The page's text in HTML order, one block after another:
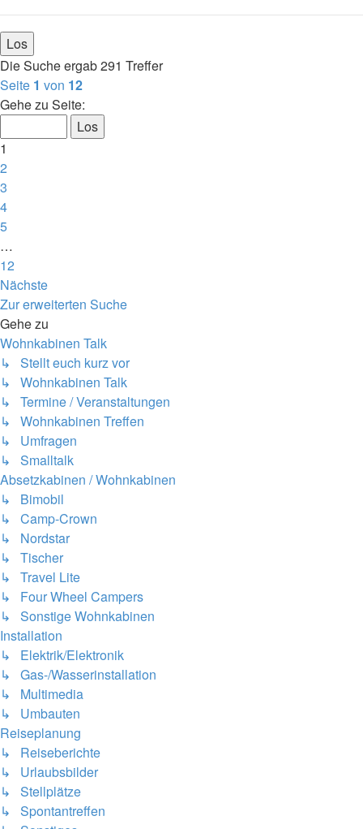
Die Suche ergab 291 Treffer
Seite 1 von 12
Gehe zu Seite:
1
2
3
4
5
…
12
Nächste
Zur erweiterten Suche
Gehe zu
Wohnkabinen Talk
↳ Stellt euch kurz vor
↳ Wohnkabinen Talk
↳ Termine / Veranstaltungen
↳ Wohnkabinen Treffen
↳ Umfragen
↳ Smalltalk
Absetzkabinen / Wohnkabinen
↳ Bimobil
↳ Camp-Crown
↳ Nordstar
↳ Tischer
↳ Travel Lite
↳ Four Wheel Campers
↳ Sonstige Wohnkabinen
Installation
↳ Elektrik/Elektronik
↳ Gas-/Wasserinstallation
↳ Multimedia
↳ Umbauten
Reiseplanung
↳ Reiseberichte
↳ Urlaubsbilder
↳ Stellplätze
↳ Spontantreffen